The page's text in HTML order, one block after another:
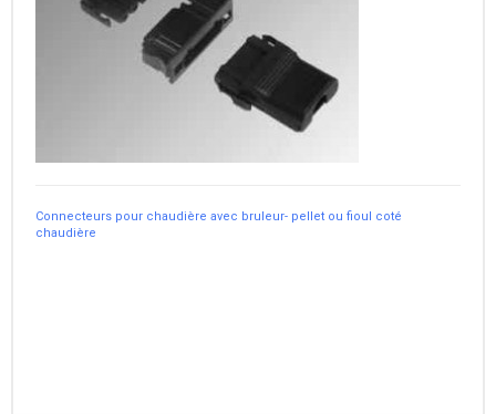
Connecteurs pour chaudière avec bruleur- pellet ou fioul coté
chaudière